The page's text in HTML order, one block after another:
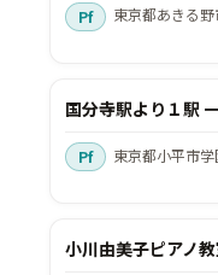
東京都あきる
国分寺駅より１駅
東京都小平市
小川由美子ピアノ